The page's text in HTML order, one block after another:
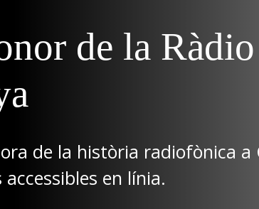
de la
de la història radiofònica a
en línia.